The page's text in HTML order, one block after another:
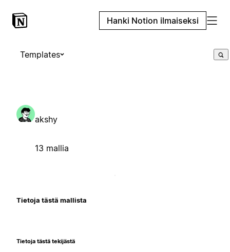
Hanki Notion ilmaiseksi
Templates
akshy
13 mallia
Tietoja tästä mallista
Tietoja tästä tekijästä